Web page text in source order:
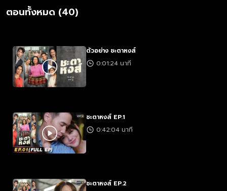
ตอนทั้งหมด (40)
ตัวอย่าง ชะตาหงส์
0:01:24 นาที
ชะตาหงส์ EP.1
0:42:04 นาที
ชะตาหงส์ EP.2